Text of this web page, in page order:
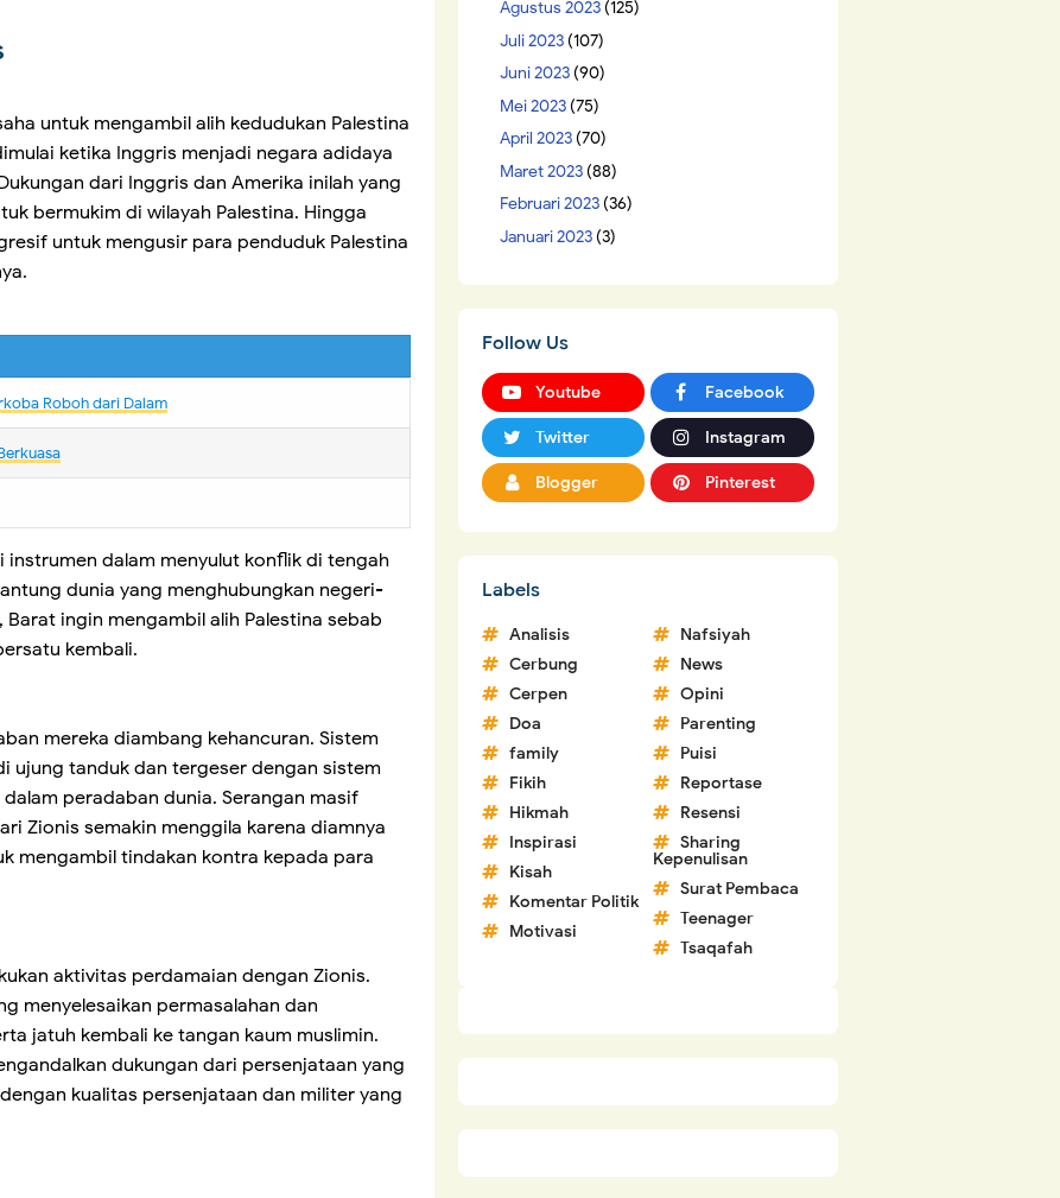
untuk mengambil alih kedudukan Palestina
ketika Inggris menjadi negara adidaya
dari Inggris dan Amerika inilah yang
bermukim di wilayah Palestina. Hingga
untuk mengusir para penduduk Palestina
Roboh dari Dalam
instrumen dalam menyulut konflik di tengah
dunia yang menghubungkan negeri-
ingin mengambil alih Palestina sebab
kembali.
mereka diambang kehancuran. Sistem
ujung tanduk dan tergeser dengan sistem
peradaban dunia. Serangan masif
Zionis semakin menggila karena diamnya
mengambil tindakan kontra kepada para
aktivitas perdamaian dengan Zionis.
menyelesaikan permasalahan dan
jatuh kembali ke tangan kaum muslimin.
dukungan dari persenjataan yang
kualitas persenjataan dan militer yang
Agustus 2023(125)
Juli 2023(107)
Juni 2023(90)
Mei 2023(75)
April 2023(70)
Maret 2023(88)
Februari 2023(36)
Januari 2023(3)
Follow Us
Youtube Facebook
Twitter Instagram
Blogger Pinterest
Labels
Analisis
Cerbung
Cerpen
Doa
family
Fikih
Hikmah
Inspirasi
Kisah
Komentar Politik
Motivasi
Nafsiyah
News
Opini
Parenting
Puisi
Reportase
Resensi
Sharing
Kepenulisan
Surat Pembaca
Teenager
Tsaqafah